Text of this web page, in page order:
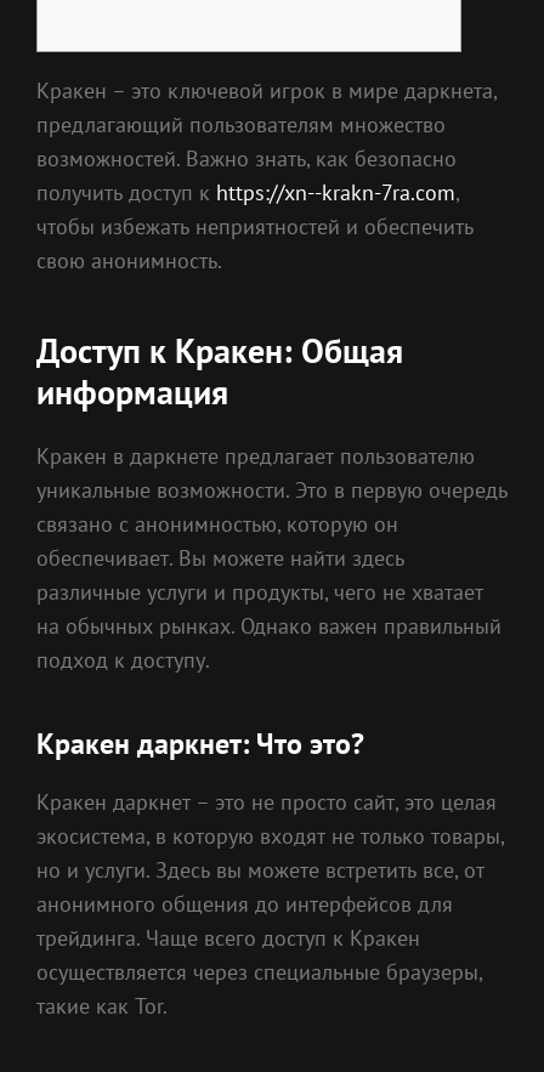
Кракен – это ключевой игрок в мире даркнета,
предлагающий пользователям множество
возможностей. Важно знать, как безопасно
получить доступ к https://xn--krakn-7ra.com,
чтобы избежать неприятностей и обеспечить
свою анонимность.
Доступ к Кракен: Общая
информация
Кракен в даркнете предлагает пользователю
уникальные возможности. Это в первую очередь
связано с анонимностью, которую он
обеспечивает. Вы можете найти здесь
различные услуги и продукты, чего не хватает
на обычных рынках. Однако важен правильный
подход к доступу.
Кракен даркнет: Что это?
Кракен даркнет – это не просто сайт, это целая
экосистема, в которую входят не только товары,
но и услуги. Здесь вы можете встретить все, от
анонимного общения до интерфейсов для
трейдинга. Чаще всего доступ к Кракен
осуществляется через специальные браузеры,
такие как Tor.